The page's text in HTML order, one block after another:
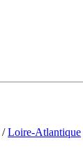
/Loire-Atlantique